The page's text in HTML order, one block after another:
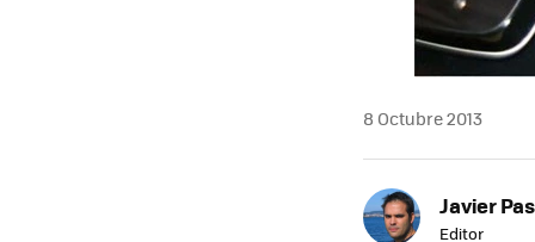
8 Octubre 2013
Javier
Editor